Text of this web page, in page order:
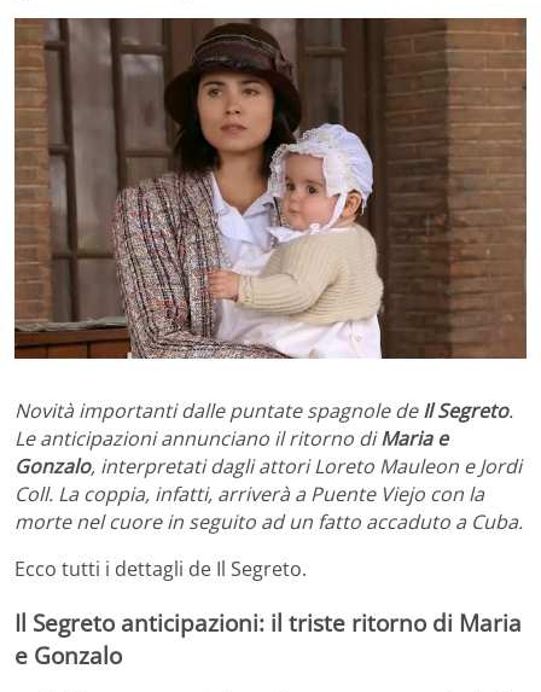
Novità importanti dalle puntate spagnole deIl Segreto.
Le anticipazioni annunciano il ritorno diMaria e
Gonzalo, interpretati dagli attori Loreto Mauleon e Jordi
Coll. La coppia, infatti, arriverà a Puente Viejo con la
morte nel cuore in seguito ad un fatto accaduto a Cuba.
Ecco tutti i dettagli de Il Segreto.
Il Segreto anticipazioni: il triste ritorno di Maria
e Gonzalo